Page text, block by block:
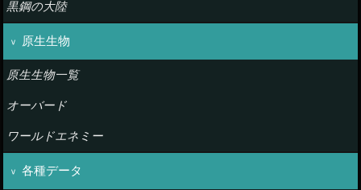
黒鋼の大陸
原生生物
原生生物一覧
オーバード
ワールドエネミー
各種データ